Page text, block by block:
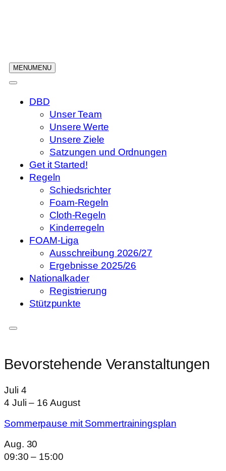
MENUMENU
DBD
Unser Team
Unsere Werte
Unsere Ziele
Satzungen und Ordnungen
Get it Started!
Regeln
Schiedsrichter
Foam-Regeln
Cloth-Regeln
Kinderregeln
FOAM-Liga
Ausschreibung 2026/27
Ergebnisse 2025/26
Nationalkader
Registrierung
Stützpunkte
Bevorstehende Veranstaltungen
Juli 4
4 Juli – 16 August
Sommerpause mit Sommertrainingsplan
Aug. 30
09:30 – 15:00